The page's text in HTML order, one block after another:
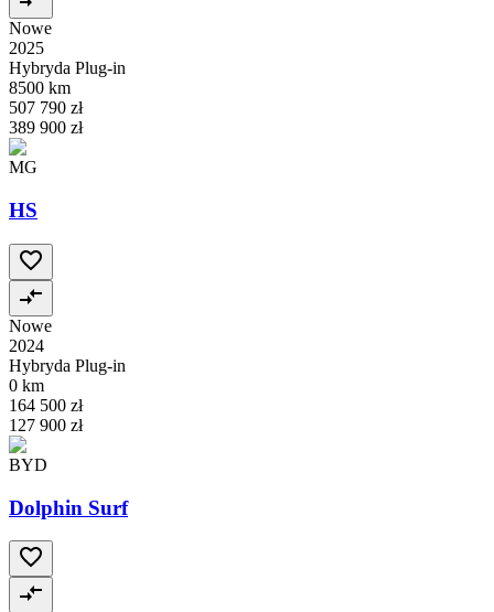
Nowe
2025
Hybryda Plug-in
8500 km
507 790 zł
389 900 zł
MG
HS
Nowe
2024
Hybryda Plug-in
0 km
164 500 zł
127 900 zł
BYD
Dolphin Surf